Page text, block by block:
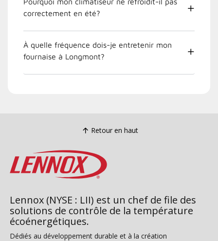
correctement en été?
À quelle fréquence dois-je entretenir mon
fournaise à Longmont?
Retour en haut
Lennox (NYSE : LII) est un chef de file des
solutions de contrôle de la température
écoénergétiques.
Dédiés au développement durable et à la création